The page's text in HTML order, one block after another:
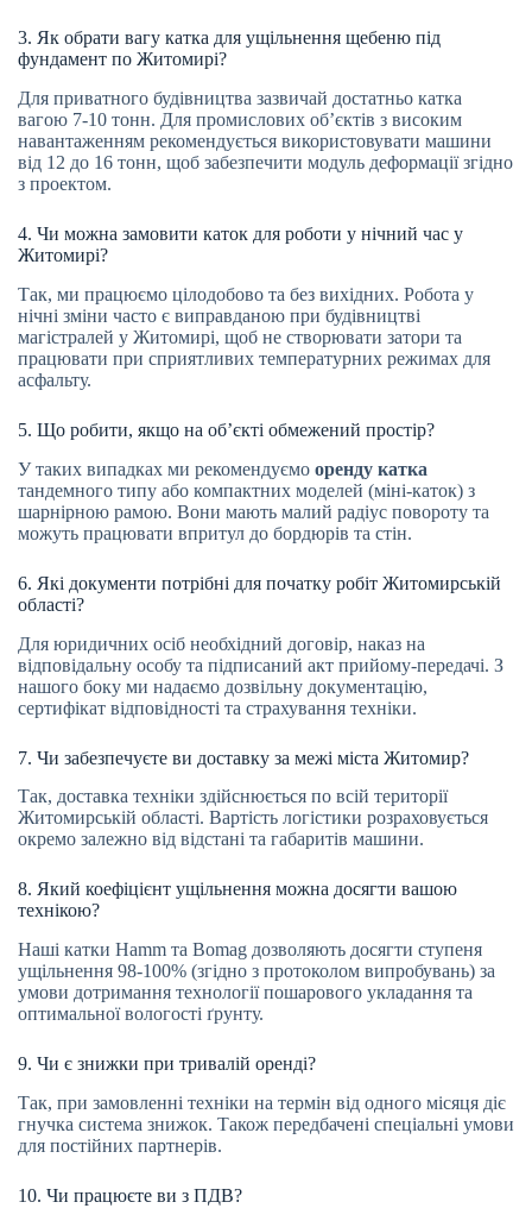
3. Як обрати вагу катка для ущільнення щебеню під
фундамент по Житомирі?
Для приватного будівництва зазвичай достатньо катка
вагою 7-10 тонн. Для промислових об’єктів з високим
навантаженням рекомендується використовувати машини
від 12 до 16 тонн, щоб забезпечити модуль деформації згідно
з проектом.
4. Чи можна замовити каток для роботи у нічний час у
Житомирі?
Так, ми працюємо цілодобово та без вихідних. Робота у
нічні зміни часто є виправданою при будівництві
магістралей у Житомирі, щоб не створювати затори та
працювати при сприятливих температурних режимах для
асфальту.
5. Що робити, якщо на об’єкті обмежений простір?
У таких випадках ми рекомендуємо оренду катка
тандемного типу або компактних моделей (міні-каток) з
шарнірною рамою. Вони мають малий радіус повороту та
можуть працювати впритул до бордюрів та стін.
6. Які документи потрібні для початку робіт Житомирській
області?
Для юридичних осіб необхідний договір, наказ на
відповідальну особу та підписаний акт прийому-передачі. З
нашого боку ми надаємо дозвільну документацію,
сертифікат відповідності та страхування техніки.
7. Чи забезпечуєте ви доставку за межі міста Житомир?
Так, доставка техніки здійснюється по всій території
Житомирській області. Вартість логістики розраховується
окремо залежно від відстані та габаритів машини.
8. Який коефіцієнт ущільнення можна досягти вашою
технікою?
Наші катки Hamm та Bomag дозволяють досягти ступеня
ущільнення 98-100% (згідно з протоколом випробувань) за
умови дотримання технології пошарового укладання та
оптимальної вологості ґрунту.
9. Чи є знижки при тривалій оренді?
Так, при замовленні техніки на термін від одного місяця діє
гнучка система знижок. Також передбачені спеціальні умови
для постійних партнерів.
10. Чи працюєте ви з ПДВ?